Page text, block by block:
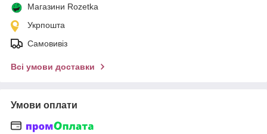
Магазини Rozetka
Укрпошта
Самовивіз
Всі умови доставки
Умови оплати